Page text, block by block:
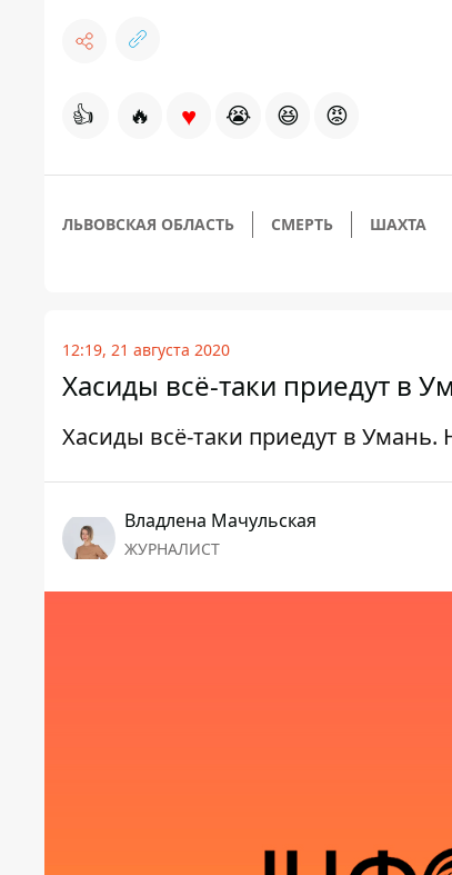
👍 🔥 ♥ 😭 😆 😡
ЛЬВОВСКАЯ ОБЛАСТЬ СМЕРТЬ ШАХТА
12:19, 21 августа 2020
Хасиды всё-таки приедут в
Хасиды всё-таки приедут в Умань.
Владлена Мачульская
ЖУРНАЛИСТ